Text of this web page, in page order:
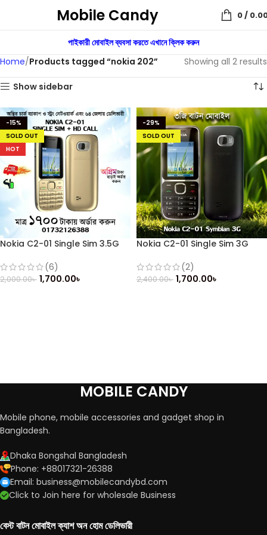
Mobile Candy 0/
পাইকারী মোবাইল ব্যবসা করতে এখানে ক্লিক করুন
Home Products tagged “nokia 202” Showing all 2 results
Show sidebar
-15%
SOLD OUT
HOT
Nokia C2-01 Single Sim 3.5G
(6)
2,000.00৳ 1,700.00৳
-29%
SOLD OUT
Nokia C2-01 Single Sim 3G
(2)
2,400.00৳ 1,700.00৳
MOBILE CANDY
Mobile phone, mobile accessories and gadget shop in
Bangladesh.
Dhaka Bongshal Bangladesh
Phone: +88017321-26388
Email: business@mobilecandybd.com
Click to Join here for wholesale Business
বেস্ট বাটন মোবাইল ক্যাশ অন হোম ডেলিভারী